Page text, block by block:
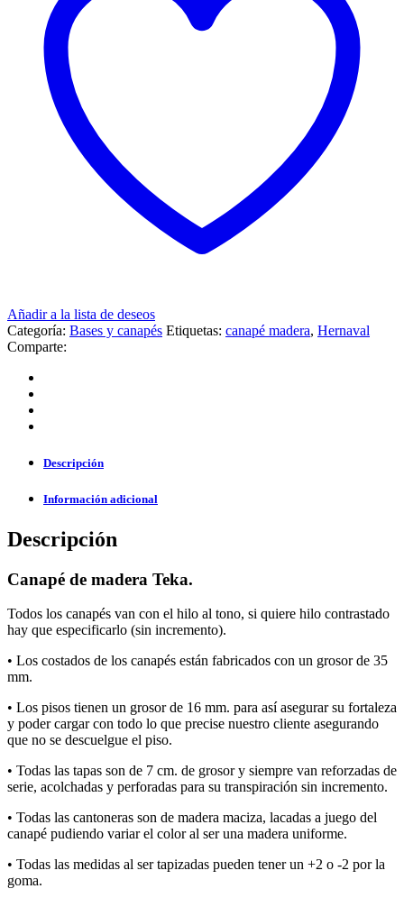
Añadir a la lista de deseos
Categoría: Bases y canapés Etiquetas: canapé madera, Hernaval
Comparte:
Descripción
Información adicional
Descripción
Canapé de madera Teka.
Todos los canapés van con el hilo al tono, si quiere hilo contrastado
hay que especificarlo (sin incremento).
• Los costados de los canapés están fabricados con un grosor de 35
mm.
• Los pisos tienen un grosor de 16 mm. para así asegurar su fortaleza
y poder cargar con todo lo que precise nuestro cliente asegurando
que no se descuelgue el piso.
• Todas las tapas son de 7 cm. de grosor y siempre van reforzadas de
serie, acolchadas y perforadas para su transpiración sin incremento.
• Todas las cantoneras son de madera maciza, lacadas a juego del
canapé pudiendo variar el color al ser una madera uniforme.
• Todas las medidas al ser tapizadas pueden tener un +2 o -2 por la
goma.